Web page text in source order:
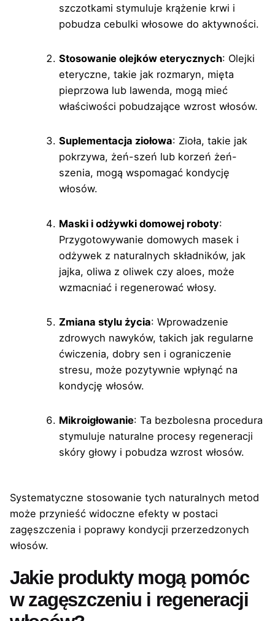
szczotkami stymuluje krążenie krwi i
pobudza cebulki włosowe do aktywności.
Stosowanie olejków eterycznych: Olejki
eteryczne, takie jak rozmaryn, mięta
pieprzowa lub lawenda, mogą mieć
właściwości pobudzające wzrost włosów.
Suplementacja ziołowa: Zioła, takie jak
pokrzywa, żeń-szeń lub korzeń żeń-
szenia, mogą wspomagać kondycję
włosów.
Maski i odżywki domowej roboty:
Przygotowywanie domowych masek i
odżywek z naturalnych składników, jak
jajka, oliwa z oliwek czy aloes, może
wzmacniać i regenerować włosy.
Zmiana stylu życia: Wprowadzenie
zdrowych nawyków, takich jak regularne
ćwiczenia, dobry sen i ograniczenie
stresu, może pozytywnie wpłynąć na
kondycję włosów.
Mikroigłowanie: Ta bezbolesna procedura
stymuluje naturalne procesy regeneracji
skóry głowy i pobudza wzrost włosów.
Systematyczne stosowanie tych naturalnych metod
może przynieść widoczne efekty w postaci
zagęszczenia i poprawy kondycji przerzedzonych
włosów.
Jakie produkty mogą pomóc
w zagęszczeniu i regeneracji